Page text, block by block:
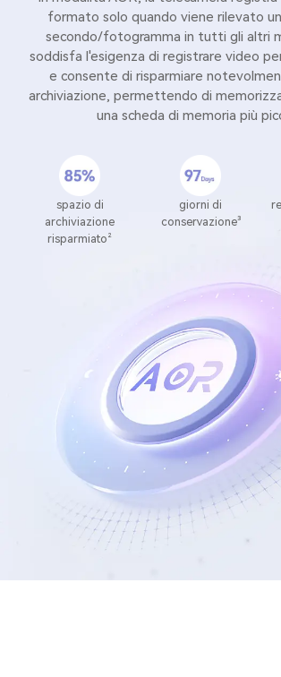
formato solo quando viene rilevato
secondo/fotogramma in tutti gli altri
soddisfa l'esigenza di registrare video
e consente di risparmiare
archiviazione, permettendo di
una scheda di memoria più
spazio di
archiviazione
risparmiato²
giorni di
conservazione³